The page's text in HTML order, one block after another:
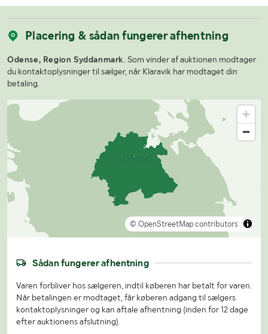
Placering & sådan fungerer afhentning
Odense, Region Syddanmark. Som vinder af auktionen modtager
du kontaktoplysninger til sælger, når Klaravik har modtaget din
betaling.
© OpenStreetMap contributors
Sådan fungerer afhentning
Varen forbliver hos sælgeren, indtil køberen har betalt for varen.
Når betalingen er modtaget, får køberen adgang til sælgers
kontaktoplysninger og kan aftale afhentning (inden for 12 dage
efter auktionens afslutning).